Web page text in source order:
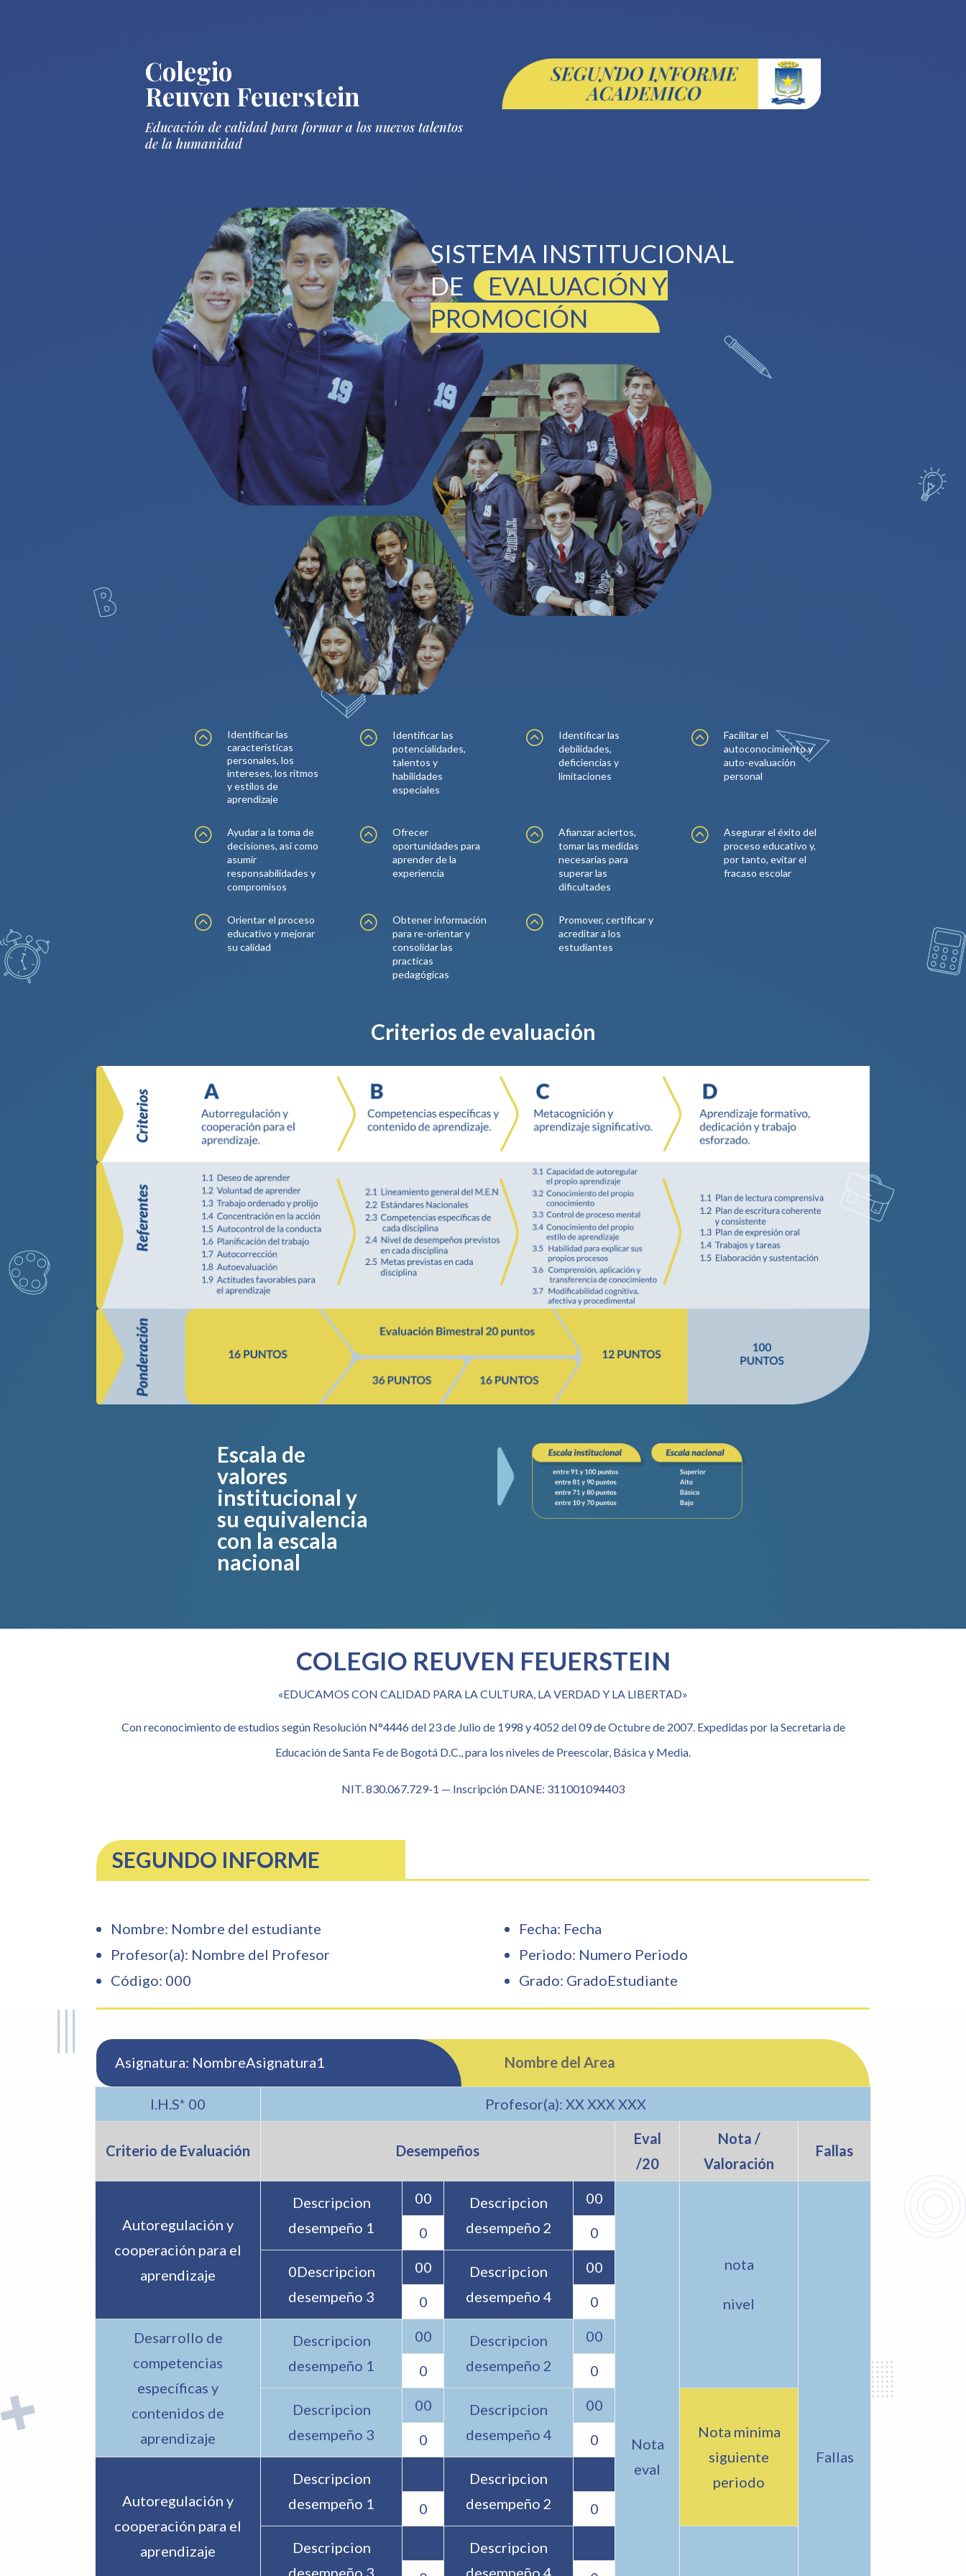
Colegio
Reuven Feuerstein
Educación de calidad para formar a los nuevos talentos
de la humanidad
SISTEMA INSTITUCIONAL
DE
EVALUACIÓN Y
PROMOCIÓN
:
Identificar las
características
personales, los
intereses, los ritmos
y estilos de
aprendizaje
:
Identificar las
potencialidades,
talentos y
habilidades
especiales
:
Identificar las
debilidades,
deficiencias y
limitaciones
:
Facilitar el
autoconocimiento y
auto-evaluación
personal
:
Ayudar a la toma de
decisiones, así como
asumir
responsabilidades y
compromisos
:
Ofrecer
oportunidades para
aprender de la
experiencia
:
Afianzar aciertos,
tomar las medidas
necesarias para
superar las
dificultades
:
Asegurar el éxito del
proceso educativo y,
por tanto, evitar el
fracaso escolar
:
Orientar el proceso
educativo y mejorar
su calidad
:
Obtener información
para re-orientar y
consolidar las
practicas
pedagógicas
:
Promover, certificar y
acreditar a los
estudiantes
Criterios de evaluación
Escala de
valores
institucional y
su equivalencia
con la escala
nacional
COLEGIO REUVEN FEUERSTEIN
«EDUCAMOS CON CALIDAD PARA LA CULTURA, LA VERDAD Y LA LIBERTAD»
Con reconocimiento de estudios según Resolución N°4446 del 23 de Julio de 1998 y 4052 del 09 de Octubre de 2007. Expedidas por la Secretaria de
Educación de Santa Fe de Bogotá D.C., para los niveles de Preescolar, Básica y Media.
NIT. 830.067.729-1 — Inscripción DANE: 311001094403
SEGUNDO INFORME
Nombre: Nombre del estudiante
Profesor(a): Nombre del Profesor
Código: 000
Fecha: Fecha
Periodo: Numero Periodo
Grado: GradoEstudiante
Asignatura: NombreAsignatura1 Nombre del Area
I.H.S* 00 Profesor(a): XX XXX XXX
Criterio de Evaluación Desempeños
Eval
/20
Nota /
Valoración
Fallas
Autoregulación y
cooperación para el
aprendizaje
Descripcion
desempeño 1
00
Descripcion
desempeño 2
00
Nota
eval
nota
nivel
Fallas
0 0
0Descripcion
desempeño 3
00
Descripcion
desempeño 4
00
0
0
Desarrollo de
competencias
específicas y
contenidos de
aprendizaje
Descripcion
desempeño 1
00
Descripcion
desempeño 2
00
0
0
Descripcion
desempeño 3
00
Descripcion
desempeño 4
00
Nota minima
siguiente
periodo
0 0
Autoregulación y
cooperación para el
aprendizaje
Descripcion
desempeño 1
Descripcion
desempeño 2
0
0
Descripcion
desempeño 3
Descripcion
desempeño 4